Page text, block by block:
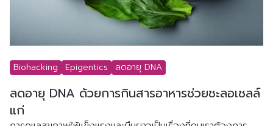
ลดอายุ DNA ด้วยการกินสารอาหารช่วยชะลอเซลล์
แก่
Biohacking Epigentics ลดอายุ DNA